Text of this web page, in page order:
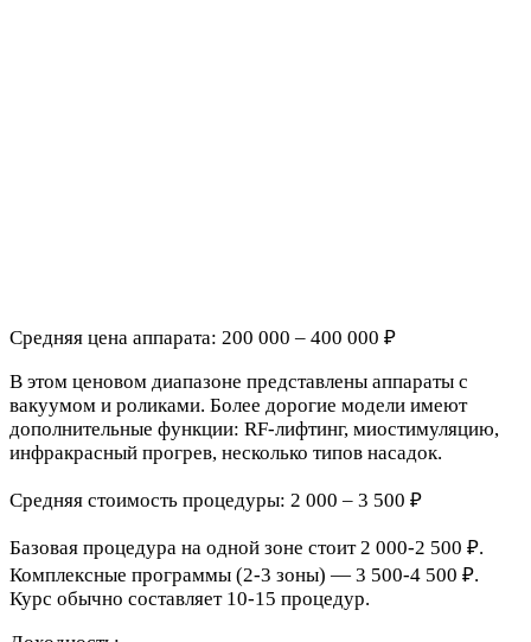
Средняя цена аппарата: 200 000 – 400 000 ₽
В этом ценовом диапазоне представлены аппараты с
вакуумом и роликами. Более дорогие модели имеют
дополнительные функции: RF-лифтинг, миостимуляцию,
инфракрасный прогрев, несколько типов насадок.
Средняя стоимость процедуры: 2 000 – 3 500 ₽
Базовая процедура на одной зоне стоит 2 000-2 500 ₽.
Комплексные программы (2-3 зоны) — 3 500-4 500 ₽.
Курс обычно составляет 10-15 процедур.